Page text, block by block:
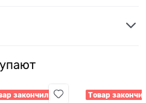
закончился Товар